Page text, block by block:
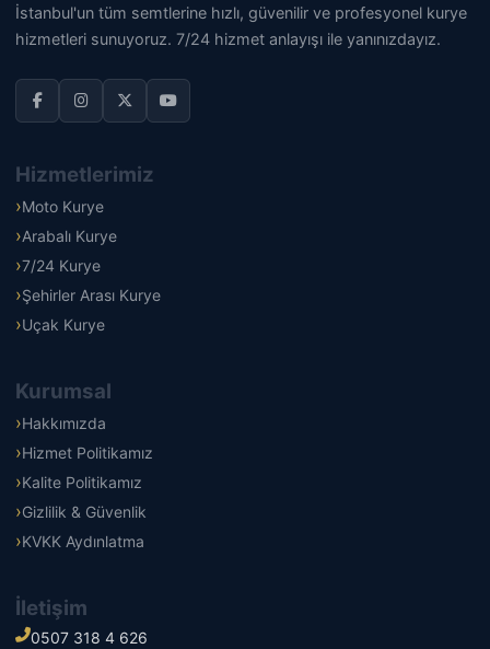
İstanbul'un tüm semtlerine hızlı, güvenilir ve profesyonel kurye
hizmetleri sunuyoruz. 7/24 hizmet anlayışı ile yanınızdayız.
Hizmetlerimiz
Moto Kurye
Arabalı Kurye
7/24 Kurye
Şehirler Arası Kurye
Uçak Kurye
Kurumsal
Hakkımızda
Hizmet Politikamız
Kalite Politikamız
Gizlilik & Güvenlik
KVKK Aydınlatma
İletişim
0507 318 4 626